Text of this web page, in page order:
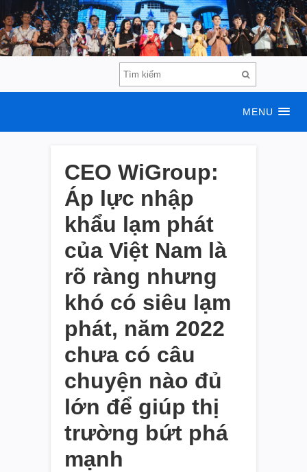
MENU
CEO WiGroup:
Áp lực nhập
khẩu lạm phát
của Việt Nam là
rõ ràng nhưng
khó có siêu lạm
phát, năm 2022
chưa có câu
chuyện nào đủ
lớn để giúp thị
trường bứt phá
mạnh